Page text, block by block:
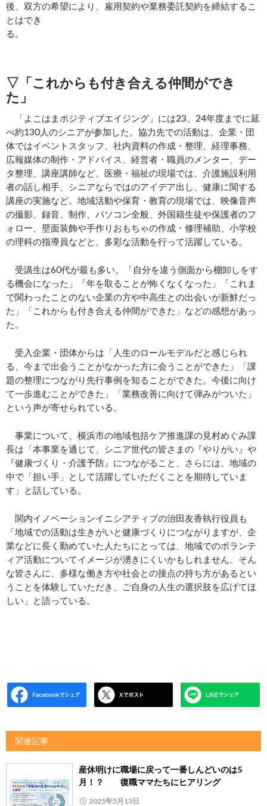
後、双方の希望により、雇用契約や業務委託契約を締結するこ
とはでき
る。
▽「これからも付き合える仲間ができ
た」
「よこはまポジティブエイジング」には23、24年度までに延
べ約130人のシニアが参加した。協力先での活動は、企業・団
体ではイベントスタッフ、社内資料の作成・整理、経理事務、
広報媒体の制作・アドバイス、経営者・職員のメンター、デー
タ整理、講座講師など。医療・福祉の現場では、介護施設利用
者の話し相手、シニアならではのアイデア出し、健康に関する
講座の実施など。地域活動や保育・教育の現場では、映像音声
の撮影、録音、制作、パソコン全般、外国籍生徒や保護者のフ
ォロー、壁面装飾や手作りおもちゃの作成・修理補助、小学校
の理科の指導員などと、多彩な活動を行って活躍している。
受講生は60代が最も多い。「自分を違う側面から棚卸しをす
る機会になった」「年を取ることが怖くなくなった」「これま
で関わったことのない企業の方や中高生との出会いが新鮮だっ
た」「これからも付き合える仲間ができた」などの感想があっ
た。
受入企業・団体からは「人生のロールモデルだと感じられ
る、今まで出会うことがなかった方に会うことができた」「課
題の整理につながり先行事例を知ることができた。今後に向け
て一歩進むことができた」「業務改善に向けて弾みがついた」
という声が寄せられている。
事業について、横浜市の地域包括ケア推進課の見村めぐみ課
長は「本事業を通じて、シニア世代の皆さまの『やりがい』や
『健康づくり・介護予防』につながること、さらには、地域の
中で「担い手」として活躍していただくことを期待していま
す」と話している。
関内イノベーションイニシアティブの治田友香執行役員も
「地域での活動は生きがいと健康づくりにつながりますが、企
業などに長く勤めていた人たちにとっては、地域でのボランテ
ィア活動についてイメージが湧きにくいかもしれません。そん
な皆さんに、多様な働き方や社会との接点の持ち方があるとい
うことを体験していただき、ご自身の人生の選択肢を広げてほ
しい」と語っている。
関連記事
産休明けに職場に戻って一番しんどいのは5
月！？ 復職ママたちにヒアリング
2025年5月13日